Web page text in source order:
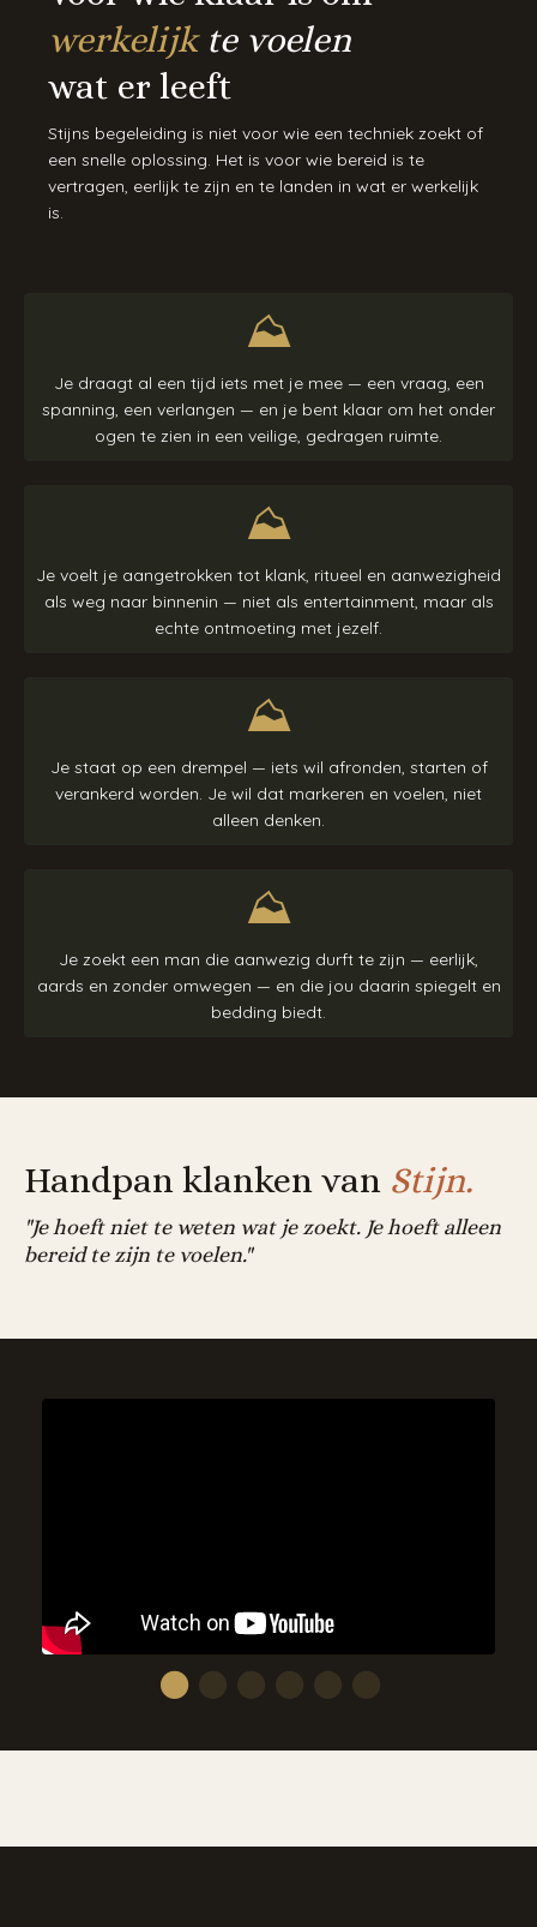
werkelijkte voelen
wat er leeft
Stijns begeleiding is niet voor wie een techniek zoekt of
een snelle oplossing. Het is voor wie bereid is te
vertragen, eerlijk te zijn en te landen in wat er werkelijk
is.
⛰︎
Je draagt al een tijd iets met je mee — een vraag, een
spanning, een verlangen — en je bent klaar om het onder
ogen te zien in een veilige, gedragen ruimte.
⛰︎
Je voelt je aangetrokken tot klank, ritueel en aanwezigheid
als weg naar binnenin — niet als entertainment, maar als
echte ontmoeting met jezelf.
⛰︎
Je staat op een drempel — iets wil afronden, starten of
verankerd worden. Je wil dat markeren en voelen, niet
alleen denken.
⛰︎
Je zoekt een man die aanwezig durft te zijn — eerlijk,
aards en zonder omwegen — en die jou daarin spiegelt en
bedding biedt.
Handpan klanken van Stijn.
"Je hoeft niet te weten wat je zoekt. Je hoeft alleen
bereid te zijn te voelen."